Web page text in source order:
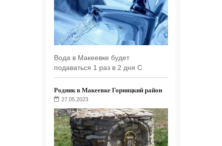
Вода в Макеевке будет
подаваться 1 раз в 2 дня С
Родник в Макеевке Горняцкий район
27.05.2023